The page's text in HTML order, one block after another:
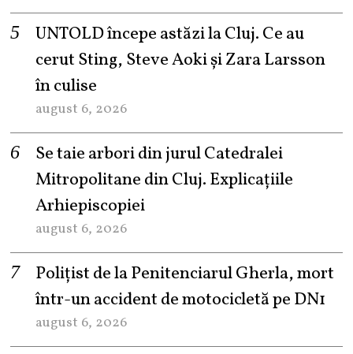
UNTOLD începe astăzi la Cluj. Ce au
cerut Sting, Steve Aoki și Zara Larsson
în culise
august 6, 2026
Se taie arbori din jurul Catedralei
Mitropolitane din Cluj. Explicațiile
Arhiepiscopiei
august 6, 2026
Polițist de la Penitenciarul Gherla, mort
într-un accident de motocicletă pe DN1
august 6, 2026